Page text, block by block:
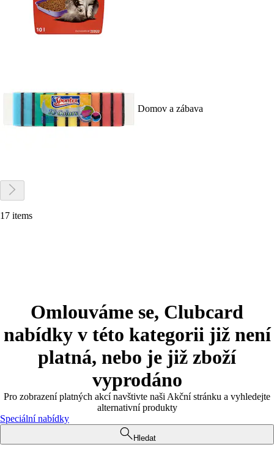
Domov a zábava
17 items
Omlouváme se, Clubcard
nabídky v této kategorii již není
platná, nebo je již zboží
vyprodáno
Pro zobrazení platných akcí navštivte naši Akční stránku a vyhledejte
alternativní produkty
Speciální nabídky
Hledat